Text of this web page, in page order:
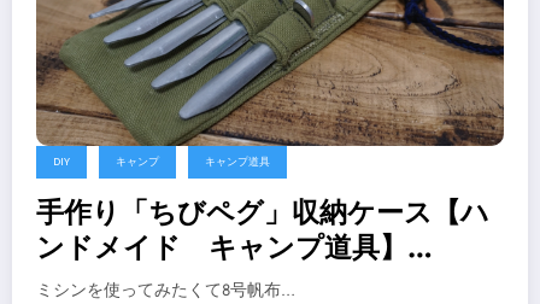
DIY キャンプ キャンプ道具
手作り「ちびペグ」収納ケース【ハ
ンドメイド キャンプ道具】
youtube更新
ミシンを使ってみたくて8号帆布…